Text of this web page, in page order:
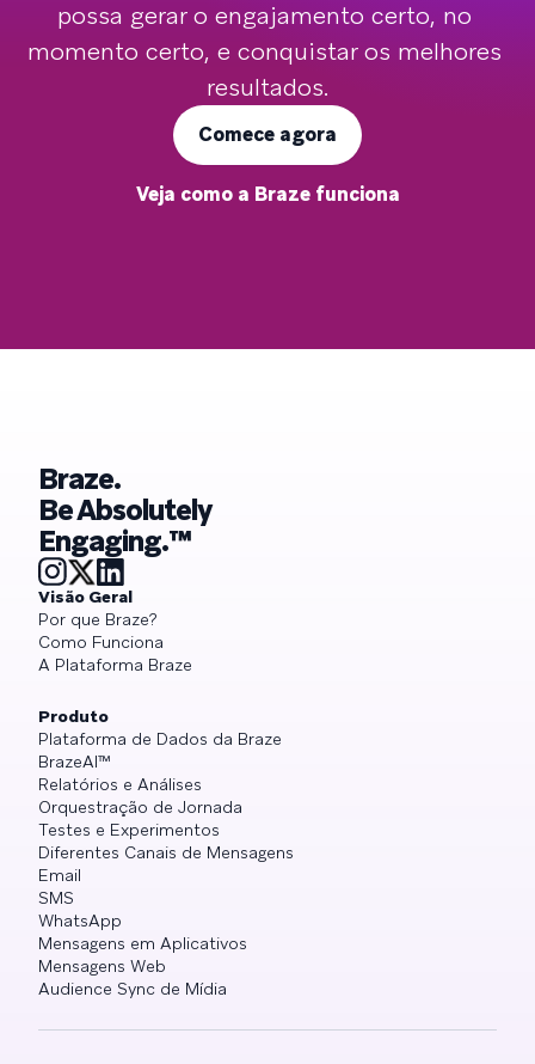
possa gerar o engajamento certo, no
momento certo, e conquistar os melhores
resultados.
Comece agora
Veja como a Braze funciona
Braze.
Be Absolutely
Engaging.™
Visão Geral
Por que Braze?
Como Funciona
A Plataforma Braze
Produto
Plataforma de Dados da Braze
BrazeAI™
Relatórios e Análises
Orquestração de Jornada
Testes e Experimentos
Diferentes Canais de Mensagens
Email
SMS
WhatsApp
Mensagens em Aplicativos
Mensagens Web
Audience Sync de Mídia